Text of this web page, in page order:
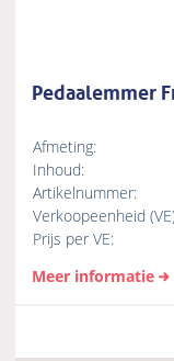
Pedaalemmer
Afmeting:
Inhoud:
Artikelnummer:
Verkoopeenheid
Prijs per VE:
Meer informatie